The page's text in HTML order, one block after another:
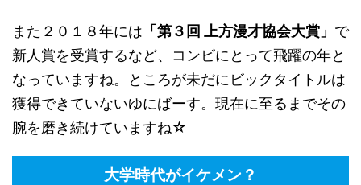
また２０１８年には 「第３回 上方漫才協会大賞」 で
新人賞を受賞するなど、コンビにとって飛躍の年と
なっていますね。ところが未だにビックタイトルは
獲得できていないゆにばーす。現在に至るまでその
腕を磨き続けていますね☆
大学時代がイケメン？